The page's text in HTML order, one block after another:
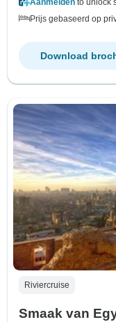
Aanmelden to unlock
Prijs gebaseerd op
Download
Riviercruise
Smaak van